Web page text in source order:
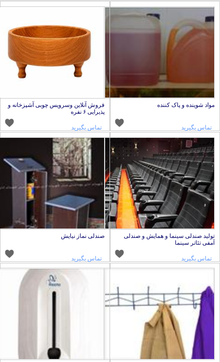
مواد شوینده و پاک کننده
تماس بگیرید
فروش آنلاین وسرویس چوبی آشپزخانه و
پذیرایی ۶ نفره
تماس بگیرید
تولید صندلی سینما و همایش و صندلی
آمفی تئاتر سینما
تماس بگیرید
صندلی نماز نیایش
تماس بگیرید